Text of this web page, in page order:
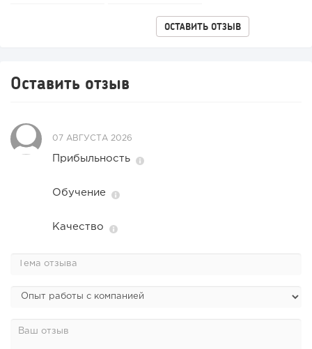
Конференции августа 2026: лучшие мероприятия месяца
ОСТАВИТЬ ОТЗЫВ
Оставить отзыв
07 АВГУСТА 2026
Прибыльность
Обучение
Качество